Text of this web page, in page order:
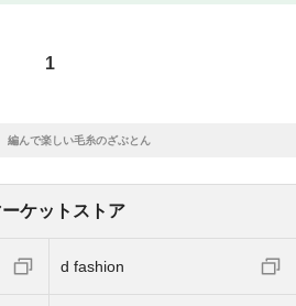
1
編んで楽しい毛糸のざぶとん
ケットストア
d fashion